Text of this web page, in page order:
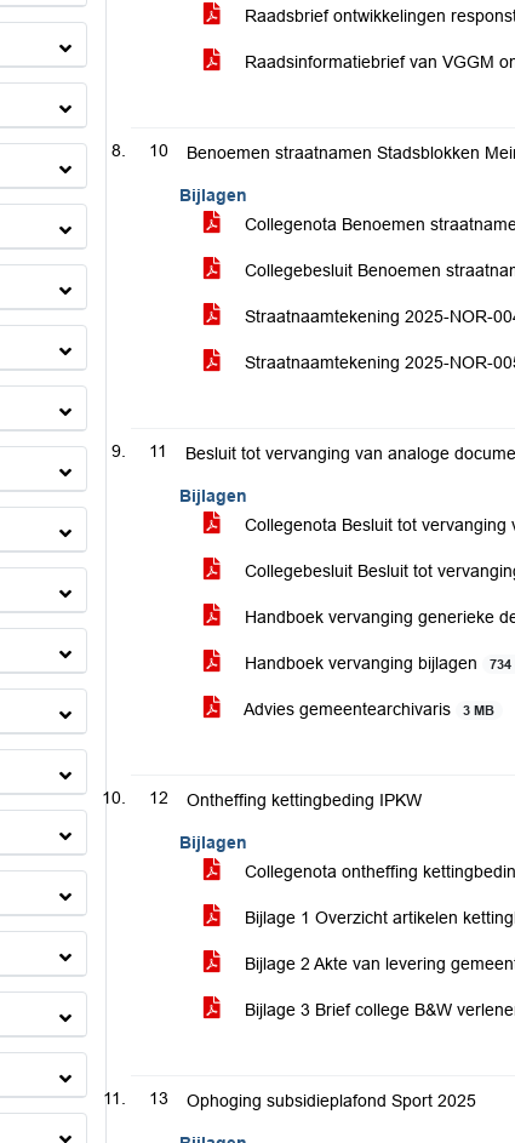
Raadsbrief ontwikkelingen
Raadsinformatiebrief van VGGM
10 Benoemen straatnamen Stadsblokken
Bijlagen
Collegenota Benoemen
Collegebesluit Benoemen
Straatnaamtekening 2025-NOR-
Straatnaamtekening 2025-NOR-
11 Besluit tot vervanging van analoge
Bijlagen
Collegenota Besluit tot
Collegebesluit Besluit tot
Handboek vervanging generieke
Handboek vervanging bijlagen 734
Advies gemeentearchivaris 3 MB
12 Ontheffing kettingbeding IPKW
Bijlagen
Collegenota ontheffing
Bijlage 1 Overzicht artikelen
Bijlage 2 Akte van levering
Bijlage 3 Brief college B&W
13 Ophoging subsidieplafond Sport 2025